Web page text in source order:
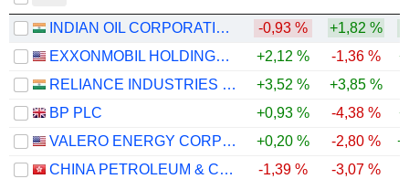
INDIAN OIL CORPORATION LIMITED -0,93 % +1,82 %
EXXONMOBIL HOLDINGS CORPORATION
+2,12 % -1,36 %
RELIANCE INDUSTRIES LTD
+3,52 % +3,85 %
BP PLC
+0,93 % -4,38 %
VALERO ENERGY CORPORATION
+0,20 % -2,80 %
CHINA PETROLEUM & CHEMICAL CORPORATION
-1,39 % -3,07 %